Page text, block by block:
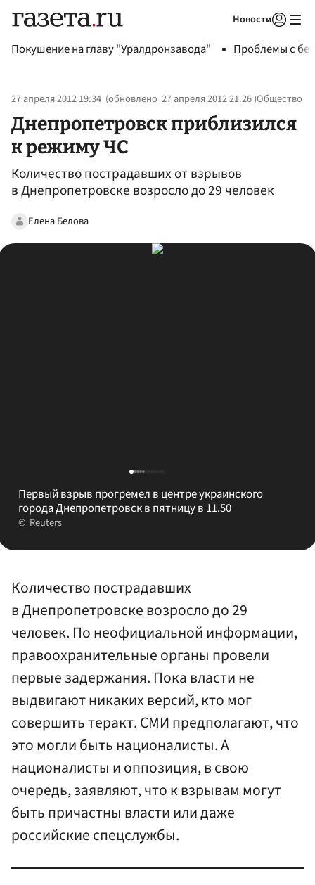
Новости
Покушение на главу "Уралдронзавода" Проблемы с
27 апреля 2012 19:34 (обновлено 27 апреля 2012 21:26)Общество
Днепропетровск приблизился
к режиму ЧС
Количество пострадавших от взрывов
в Днепропетровске возросло до 29 человек
Елена Белова
Первый взрыв прогремел в центре украинского
города Днепропетровск в пятницу в 11.50
Reuters
Количество пострадавших
в Днепропетровске возросло до 29
человек. По неофициальной информации,
правоохранительные органы провели
первые задержания. Пока власти не
выдвигают никаких версий, кто мог
совершить теракт. СМИ предполагают, что
это могли быть националисты. А
националисты и оппозиция, в свою
очередь, заявляют, что к взрывам могут
быть причастны власти или даже
российские спецслужбы.